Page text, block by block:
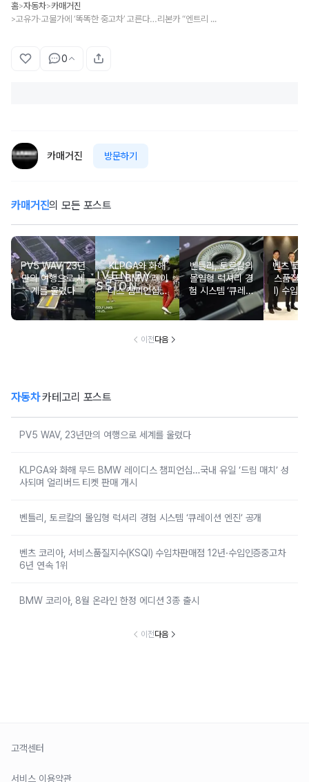
홈>자동차>카매거진
> 고유가·고물가에 ‘똑똑한 중고차’ 고른다…리본카 “엔트리 선호모델 1위 아반떼”
0
카매거진 방문하기
카매거진의 모든 포스트
PV5 WAV, 23년
만의 여행으로 세
계를 울렸다
KLPGA와 화해
무드 BMW 레이
디스 챔피언십…
국내 유일 ‘드림
매치’ 성사되며 얼
개시
벤틀리, 토르칼의
몰입형 럭셔리 경
험 시스템 ‘큐레이
션 엔진’ 공개
벤츠 코
스품질
I) 수입
2년·수입
차 6년
이전다음
자동차카테고리 포스트
PV5 WAV, 23년만의 여행으로 세계를 울렸다
KLPGA와 화해 무드 BMW 레이디스 챔피언십…국내 유일 ‘드림 매치’ 성
사되며 얼리버드 티켓 판매 개시
벤틀리, 토르칼의 몰입형 럭셔리 경험 시스템 ‘큐레이션 엔진’ 공개
벤츠 코리아, 서비스품질지수(KSQI) 수입차판매점 12년·수입인증중고차
6년 연속 1위
BMW 코리아, 8월 온라인 한정 에디션 3종 출시
이전다음
고객센터
서비스 이용약관